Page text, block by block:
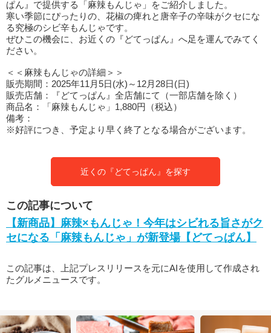
ぱん』で提供する「麻辣もんじゃ」をご紹介しました。
寒い季節にぴったりの、花椒の痺れと唐辛子の辛味がクセにな
る究極のシビ辛もんじゃです。
ぜひこの機会に、お近くの『どてっぱん』へ足を運んでみてく
ださい。
＜＜麻辣もんじゃの詳細＞＞
販売期間：2025年11月5日(水)～12月28日(日)
販売店舗：『どてっぱん』全店舗にて（一部店舗を除く）
商品名：「麻辣もんじゃ」1,880円（税込）
備考：
※好評につき、予定より早く終了となる場合がございます。
近くの『どてっぱん』を探す
この記事について
【新商品】麻辣×もんじゃ！今年はシビれる旨さがク
セになる「麻辣もんじゃ」が新登場【どてっぱん】
この記事は、上記プレスリリースを元にAIを使用して作成され
たグルメニュースです。